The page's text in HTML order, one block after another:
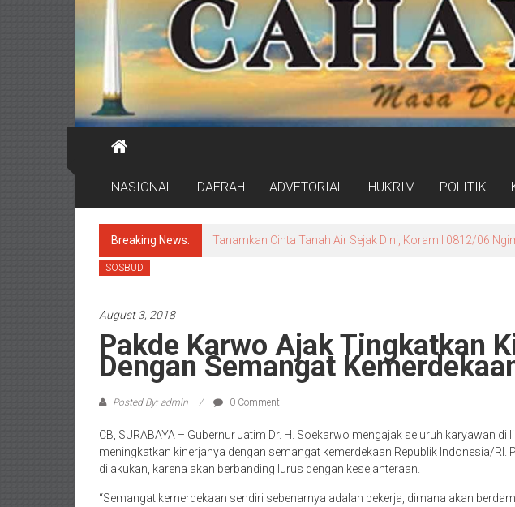
NASIONAL DAERAH ADVETORIAL HUKRIM POLITIK
Breaking News: Hasil Perbaikan Memuaskan, Warga Sine Kembali
SOSBUD
August 3, 2018
Pakde Karwo Ajak Tingkatkan
Dengan Semangat
Posted By: admin 0 Comment
CB, SURABAYA – Gubernur Jatim Dr. H. Soekarwo mengajak seluruh karyawan
meningkatkan kinerjanya dengan semangat kemerdekaan Republik Indonesia/RI.
dilakukan, karena akan berbanding lurus dengan kesejahteraan.
“Semangat kemerdekaan sendiri sebenarnya adalah bekerja, dimana akan